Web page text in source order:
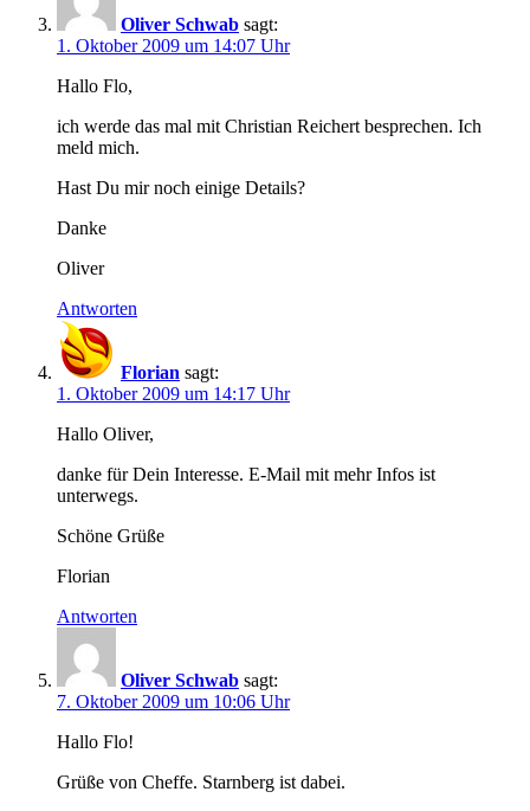
Oliver Schwab sagt:
1. Oktober 2009 um 14:07 Uhr
Hallo Flo,
ich werde das mal mit Christian Reichert besprechen. Ich
meld mich.
Hast Du mir noch einige Details?
Danke
Oliver
Antworten
Florian sagt:
1. Oktober 2009 um 14:17 Uhr
Hallo Oliver,
danke für Dein Interesse. E-Mail mit mehr Infos ist
unterwegs.
Schöne Grüße
Florian
Antworten
Oliver Schwab sagt:
7. Oktober 2009 um 10:06 Uhr
Hallo Flo!
Grüße von Cheffe. Starnberg ist dabei.